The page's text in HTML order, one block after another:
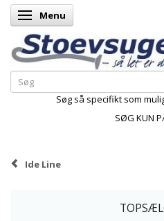
Skifte navigation
Menu
Søg så specifikt som
SØG KUN
Ide Line